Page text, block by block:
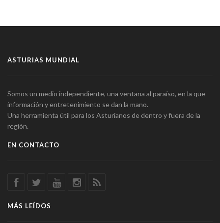
ASTURIAS MUNDIAL
Somos un medio independiente, una ventana al paraíso, en la que
información y entretenimiento se dan la mano.
Una herramienta útil para los Asturianos de dentro y fuera de la
región.
EN CONTACTO
MÁS LEÍDOS